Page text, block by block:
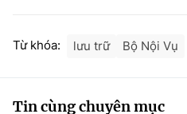
Từ khóa: lưu trữ Bộ Nội Vụ
Tin cùng chuyên mục